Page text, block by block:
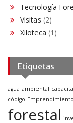
Tecnología
Visitas (2)
Xiloteca (1)
Etiquetas
agua ambiental
código
forestal